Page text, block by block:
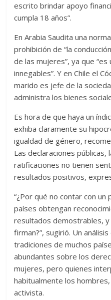
escrito brindar apoyo
cumpla 18 años”.
En Arabia Saudita una
prohibición de “la
de las mujeres”, ya que
innegables”. Y en Chile el
marido es jefe de la
administra los bienes
Es hora de que haya un
exhiba claramente su
igualdad de género,
Las declaraciones públicas,
ratificaciones no tienen
resultados positivos,
“¿Por qué no contar con
países obtengan
resultados demostrables,
firman?”, sugirió. Un
tradiciones de muchos
abundantes sobre los
mujeres, pero quienes
habitualmente los
activista.